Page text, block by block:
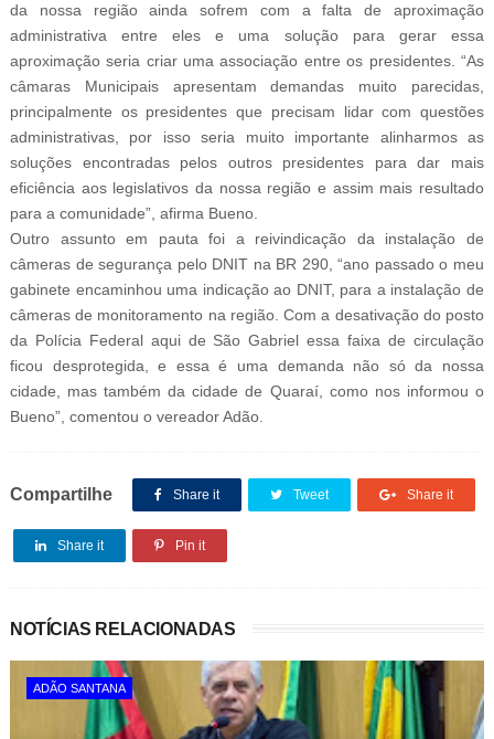
da nossa região ainda sofrem com a falta de aproximação
administrativa entre eles e uma solução para gerar essa
aproximação seria criar uma associação entre os presidentes. “As
câmaras Municipais apresentam demandas muito parecidas,
principalmente os presidentes que precisam lidar com questões
administrativas, por isso seria muito importante alinharmos as
soluções encontradas pelos outros presidentes para dar mais
eficiência aos legislativos da nossa região e assim mais resultado
para a comunidade”, afirma Bueno.
Outro assunto em pauta foi a reivindicação da instalação de
câmeras de segurança pelo DNIT na BR 290, “ano passado o meu
gabinete encaminhou uma indicação ao DNIT, para a instalação de
câmeras de monitoramento na região. Com a desativação do posto
da Polícia Federal aqui de São Gabriel essa faixa de circulação
ficou desprotegida, e essa é uma demanda não só da nossa
cidade, mas também da cidade de Quaraí, como nos informou o
Bueno”, comentou o vereador Adão.
Compartilhe Share it Tweet Share it
Share it Pin it
NOTÍCIAS RELACIONADAS
ADÃO SANTANA